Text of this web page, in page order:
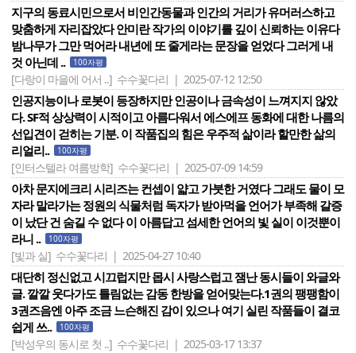
지구의 동료시민으로서 비인간동물과 인간의 거리가 유머러스하고
맞춤하게 자리잡았다 안미란 작가의 이야기를 깊이 신뢰하는 이유다
밤나무가 그만 먹어라 내년에 또 줄게라는 문장을 얻었다 그러게 내
것 아닌데 ..
100자평
[다랑이 마을에 어서 ..] 수수꽃다리 | 2025-07-12 12:50
인공지능이나 로봇이 등장하지만 인공이나 금속성이 느껴지지 않았
다. SF적 상상력이 시적이고 아름다워서 에스에프 동화에 대한 나름의
선입견이 걷히는 기분. 이 작품집의 힘은 우주적 삶이라 할만한 삶의
리얼리..
100자평
[인터스텔라 여름방학] 수수꽃다리 | 2025-07-09 14:59
아차 문지에크리 시리즈는 컨셉이 얇고 가붓한 거였다 그래도 물이 모
자라 말라가는 정원의 식물처럼 독자가 받아먹을 언어가 부족해 갈증
이 났단 건 숨길 수 없다 이 아름답고 섬세한 언어의 빛 실이 이것뿐이
라니 ..
100자평
[빛과 실] 수수꽃다리 | 2025-04-27 10:40
대단히 정신없고 시끄럽지만 몹시 사랑스럽고 잼난 동시들이 와글와
글. 깔깔 웃다가도 틀림없는 감동 한방을 얻어맞는다.1권의 팽팽함이
3권즈음엔 아주 조금 느슨해진 감이 있으나 여기 실린 작품들이 결코
쉽게 쓰..
100자평
[박성우의 동시로 첫 ..] 수수꽃다리 | 2025-03-17 13:37